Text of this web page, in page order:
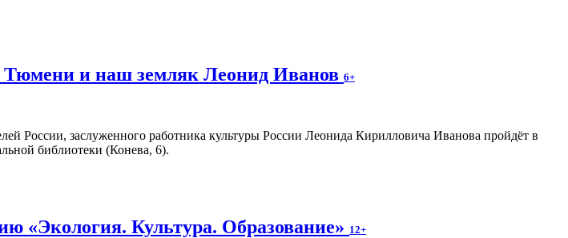
Тюмени и наш земляк Леонид Иванов 6+
России, заслуженного работника культуры России Леонида Кирилловича Иванова пройдёт в
библиотеки (Конева, 6).
«Экология. Культура. Образование» 12+